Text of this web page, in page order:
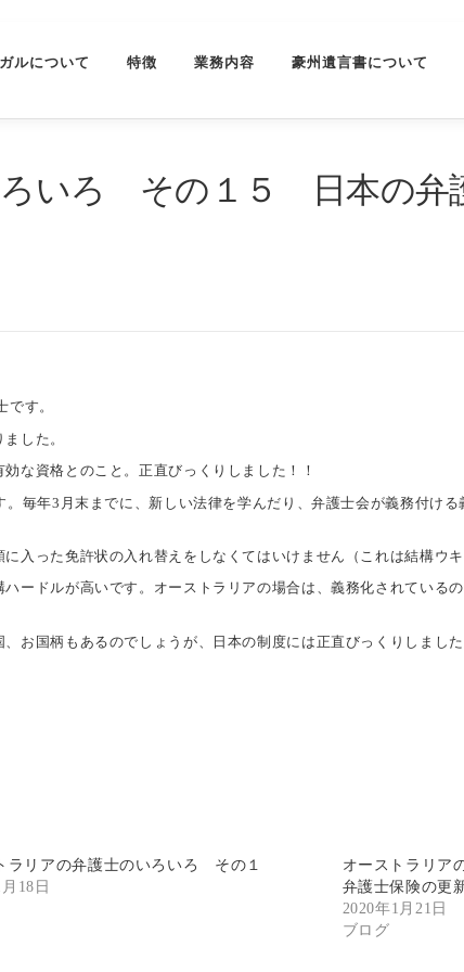
ルについて 特徴 業務内容 豪州遺言書について
いろ その１５ 日本の弁
す。
した。
な資格とのこと。正直びっくりしました！！
毎年3月末までに、新しい法律を学んだり、弁護士会が義務付け
入った免許状の入れ替えをしなくてはいけません（これは結構ウ
ードルが高いです。オーストラリアの場合は、義務化されている
お国柄もあるのでしょうが、日本の制度には正直びっくりしました
ラリアの弁護士のいろいろ その１
18日
オーストラリ
弁護士保険の更
2020年1月21日
ブログ